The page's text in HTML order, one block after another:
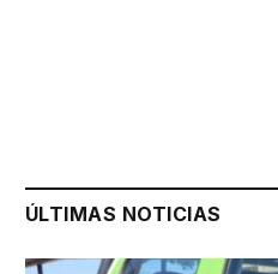
ÚLTIMAS NOTICIAS